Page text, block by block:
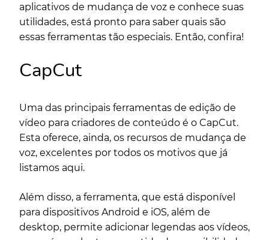
aplicativos de mudança de voz e conhece suas
utilidades, está pronto para saber quais são
essas ferramentas tão especiais. Então, confira!
CapCut
Uma das principais ferramentas de edição de
vídeo para criadores de conteúdo é o CapCut.
Esta oferece, ainda, os recursos de mudança de
voz, excelentes por todos os motivos que já
listamos aqui.
Além disso, a ferramenta, que está disponível
para dispositivos Android e iOS, além de
desktop, permite adicionar legendas aos vídeos,